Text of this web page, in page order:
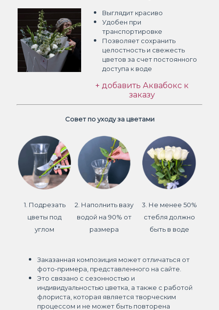
Выглядит красиво
Удобен при
транспортировке
Позволяет сохранить
целостность и свежесть
цветов за счет постоянного
доступа к воде
+ добавить Аквабокс к
заказу
Совет по уходу за цветами
1. Подрезать
цветы под
углом
2. Наполнить вазу
водой на 90% от
размера
3. Не менее 50%
стебля должно
быть в воде
Заказанная композиция может отличаться от
фото-примера, представленного на сайте.
Это связано с сезонностью и
индивидуальностью цветка, а также с работой
флориста, которая является творческим
процессом и не может быть повторена